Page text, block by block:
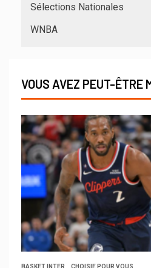
Sélections Nationales
WNBA
VOUS AVEZ PEUT-ÊTRE
BASKET INTER CHOISIE POUR VOUS